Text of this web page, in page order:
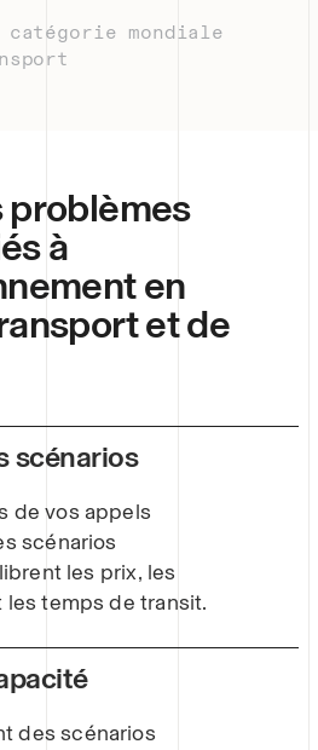
catégorie mondiale
problèmes
à
en
et de
scénarios
de vos appels
scénarios
les prix, les
les temps de transit.
des scénarios